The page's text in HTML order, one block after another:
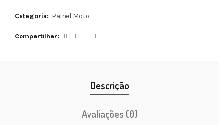
Categoria: Painel Moto
Compartilhar
Descrição
Avaliações (0)